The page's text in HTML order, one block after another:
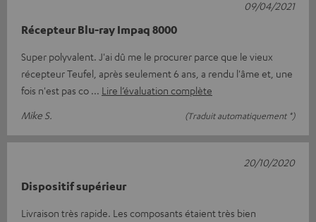
Récepteur Blu-ray Impaq 8000
Super polyvalent. J'ai dû me le procurer parce que le vieux
récepteur Teufel, après seulement 6 ans, a rendu l'âme et, une
fois n'est pas co
Lire l’évaluation complète
Mike S.
(Traduit automatiquement *)
09/04/2021
Dispositif supérieur
Livraison très rapide. Les composants étaient très bien
20/10/2020